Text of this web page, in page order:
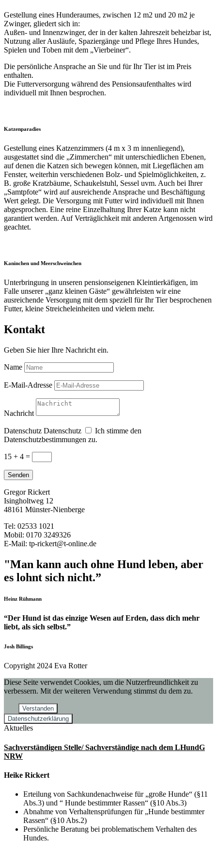
Gestellung eines Hunderaumes, zwischen 12 m2 und 20 m2 je
Zwinger, gliedert sich in:
Außen- und Innenzwinger, der in der kalten Jahreszeit beheizbar ist,
Nutzung aller Ausläufe, Spaziergänge und Pflege Ihres Hundes,
Spielen und Toben mit dem „Vierbeiner“.
Die persönliche Ansprache an Sie und für Ihr Tier ist im Preis
enthalten.
Die Futterversorgung während des Pensionsaufenthaltes wird
individuell mit Ihnen besprochen.
Katzenparadies
Gestellung eines Katzenzimmers (4 m x 3 m innenliegend),
ausgestattet sind die „Zimmerchen“ mit unterschiedlichen Ebenen,
auf denen die Katzen sich bewegen können, mit Liegeflächen am
Fenster, weiterhin verschiedenen Bolz- und Spielmöglichkeiten, z.
B. große Kratzbäume, Schaukelstuhl, Sessel uvm. Auch bei Ihrer
„Samtpfote“ wird auf ausreichende Ansprache und Beschäftigung
Wert gelegt. Die Versorgung mit Futter wird individuell mit Ihnen
abgesprochen. Eine reine Einzelhaltung Ihrer Katze kann nicht
garantiert werden. Auf Verträglichkeit mit anderen Artgenossen wird
geachtet.
Kaninchen und Meerschweinchen
Unterbringung in unseren pensionseigenen Kleintierkäfigen, im
Falle unserer „ganz kleinen Gäste“ gewährleisten wir eine
ausreichende Versorgung mit dem speziell für Ihr Tier besprochenen
Futter, kleine Streicheleinheiten und vielem mehr.
Kontakt
Geben Sie hier Ihre Nachricht ein.
Name
E-Mail-Adresse
Nachricht
Datenschutz Datenschutz
Ich stimme den
Datenschutzbestimmungen zu.
15 + 4 =
Senden
Gregor Rickert
Isingholtweg 12
48161 Münster-Nienberge
Tel: 02533 1021
Mobil: 0170 3249326
E-Mail: tp-rickert@t-online.de
"Man kann auch ohne Hund leben, aber
es lohnt sich nicht.”
Heinz Rühmann
“Der Hund ist das einzige Wesen auf Erden, dass dich mehr
liebt, als sich selbst.”
Josh Billings
Copyright 2024 Eva Rotter
Diese Seite verwendet Cookies, um die Nutzerfreundlichkeit zu
verbessern. Mit der weiteren Verwendung stimmst du dem zu.
Verstanden
Datenschutzerklärung
Aktuelles
Sachverständigen Stelle/ Sachverständige nach dem LHundG
NRW
Heike Rickert
Erteilung von Sachkundenachweise für „große Hunde“ (§11
Abs.3) und “ Hunde bestimmter Rassen“ (§10 Abs.3)
Abnahme von Verhaltensprüfungen für „Hunde bestimmter
Rassen“ (§10 Abs.2)
Persönliche Beratung bei problematischem Verhalten des
Hundes.